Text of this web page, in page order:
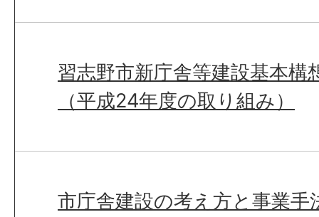
習志野市新庁舎等建設基本構
（平成24年度の取り組み）
市庁舎建設の考え方と事業手